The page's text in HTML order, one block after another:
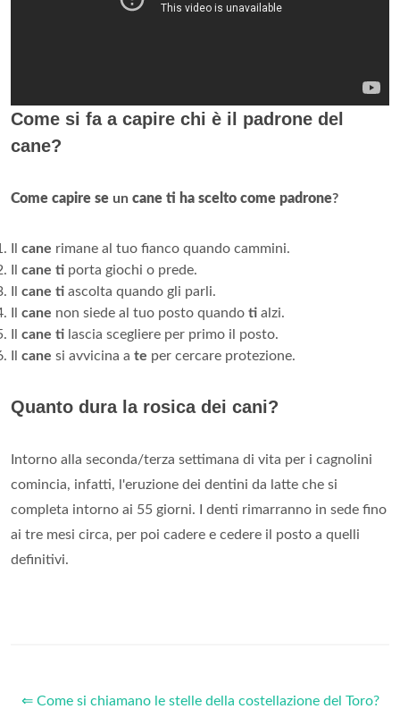
Come si fa a capire chi è il padrone del
cane?
Come capire se un cane ti ha scelto come padrone?
cane rimane al tuo fianco quando cammini.
cane ti porta giochi o prede.
cane ti ascolta quando gli parli.
cane non siede al tuo posto quando ti alzi.
cane ti lascia scegliere per primo il posto.
cane si avvicina a te per cercare protezione.
Quanto dura la rosica dei cani?
Intorno alla seconda/terza settimana di vita per i cagnolini
comincia, infatti, l'eruzione dei dentini da latte che si
completa intorno ai 55 giorni. I denti rimarranno in sede fino
ai tre mesi circa, per poi cadere e cedere il posto a quelli
definitivi.
⇐ Come si chiamano le stelle della costellazione del Toro?